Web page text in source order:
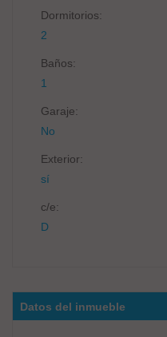
Dormitorios:
2
Baños:
1
Garaje:
No
Exterior:
sí
c/e:
D
Datos del inmueble